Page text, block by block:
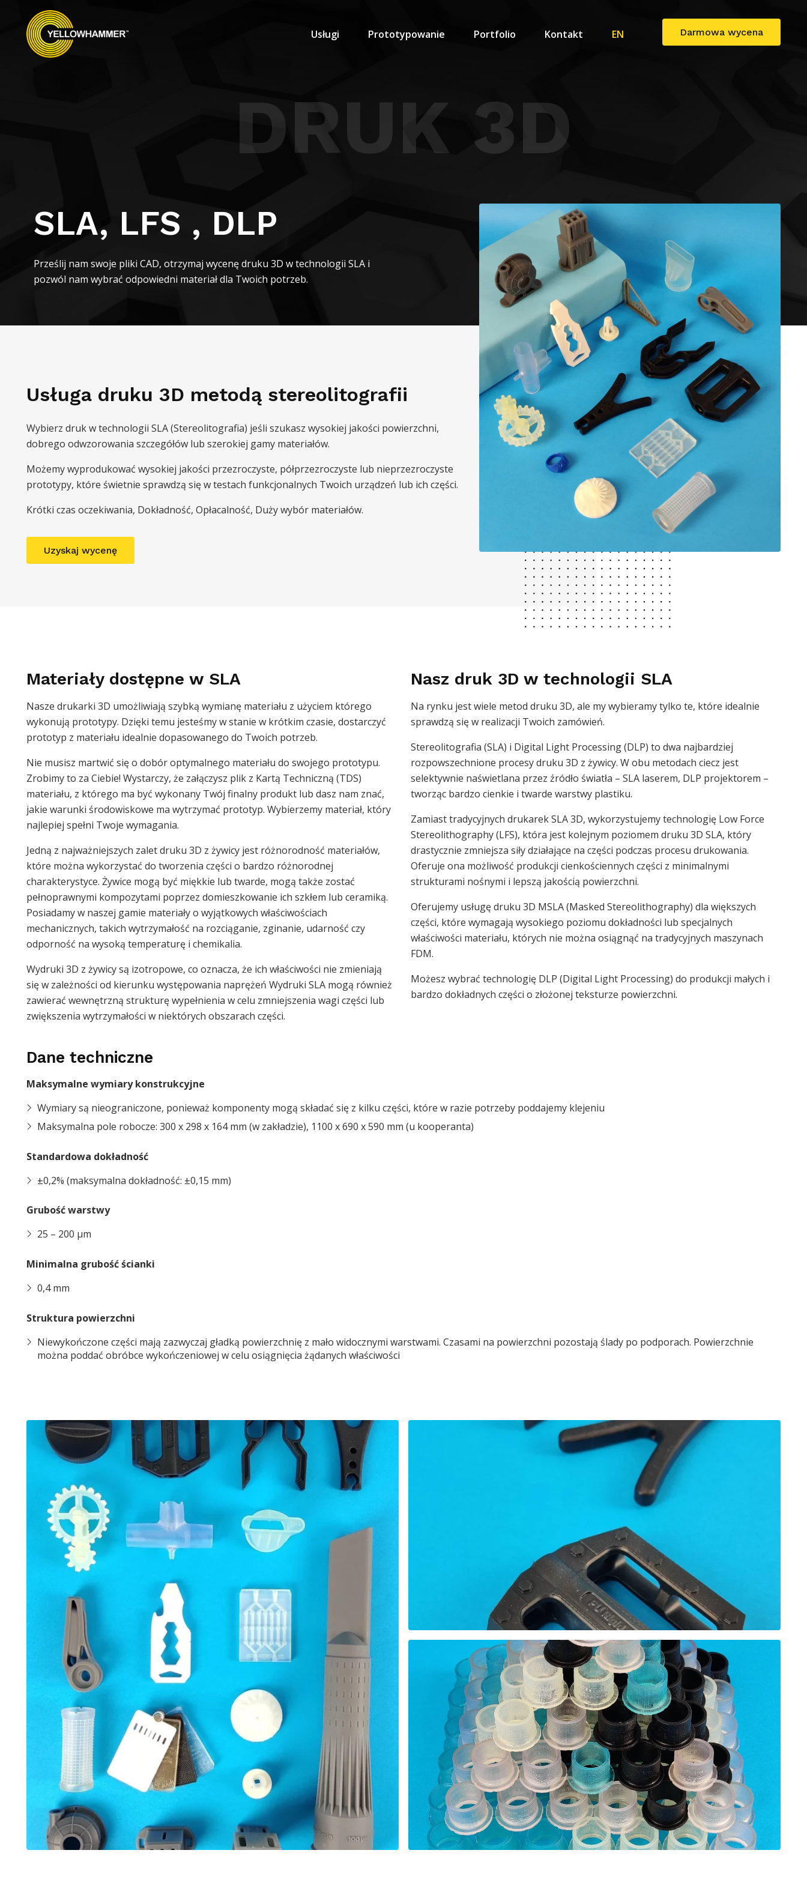
Usługi Prototypowanie Portfolio Kontakt EN Darmowa wycena
DRUK 3D
SLA, LFS , DLP
Prześlij nam swoje pliki CAD, otrzymaj wycenę druku 3D w technologii SLA i
pozwól nam wybrać odpowiedni materiał dla Twoich potrzeb.
Usługa druku 3D metodą stereolitografii
Wybierz druk w technologii SLA (Stereolitografia) jeśli szukasz wysokiej jakości powierzchni,
dobrego odwzorowania szczegółów lub szerokiej gamy materiałów.
Możemy wyprodukować wysokiej jakości przezroczyste, półprzezroczyste lub nieprzezroczyste
prototypy, które świetnie sprawdzą się w testach funkcjonalnych Twoich urządzeń lub ich części.
Krótki czas oczekiwania, Dokładność, Opłacalność, Duży wybór materiałów.
Uzyskaj wycenę
Materiały dostępne w SLA
Nasze drukarki 3D umożliwiają szybką wymianę materiału z użyciem którego
wykonują prototypy. Dzięki temu jesteśmy w stanie w krótkim czasie, dostarczyć
prototyp z materiału idealnie dopasowanego do Twoich potrzeb.
Nie musisz martwić się o dobór optymalnego materiału do swojego prototypu.
Zrobimy to za Ciebie! Wystarczy, że załączysz plik z Kartą Techniczną (TDS)
materiału, z którego ma być wykonany Twój finalny produkt lub dasz nam znać,
jakie warunki środowiskowe ma wytrzymać prototyp. Wybierzemy materiał, który
najlepiej spełni Twoje wymagania.
Jedną z najważniejszych zalet druku 3D z żywicy jest różnorodność materiałów,
które można wykorzystać do tworzenia części o bardzo różnorodnej
charakterystyce. Żywice mogą być miękkie lub twarde, mogą także zostać
pełnoprawnymi kompozytami poprzez domieszkowanie ich szkłem lub ceramiką.
Posiadamy w naszej gamie materiały o wyjątkowych właściwościach
mechanicznych, takich wytrzymałość na rozciąganie, zginanie, udarność czy
odporność na wysoką temperaturę i chemikalia.
Wydruki 3D z żywicy są izotropowe, co oznacza, że ich właściwości nie zmieniają
się w zależności od kierunku występowania naprężeń Wydruki SLA mogą również
zawierać wewnętrzną strukturę wypełnienia w celu zmniejszenia wagi części lub
zwiększenia wytrzymałości w niektórych obszarach części.
Nasz druk 3D w technologii SLA
Na rynku jest wiele metod druku 3D, ale my wybieramy tylko te, które idealnie
sprawdzą się w realizacji Twoich zamówień.
Stereolitografia (SLA) i Digital Light Processing (DLP) to dwa najbardziej
rozpowszechnione procesy druku 3D z żywicy. W obu metodach ciecz jest
selektywnie naświetlana przez źródło światła – SLA laserem, DLP projektorem –
tworząc bardzo cienkie i twarde warstwy plastiku.
Zamiast tradycyjnych drukarek SLA 3D, wykorzystujemy technologię Low Force
Stereolithography (LFS), która jest kolejnym poziomem druku 3D SLA, który
drastycznie zmniejsza siły działające na części podczas procesu drukowania.
Oferuje ona możliwość produkcji cienkościennych części z minimalnymi
strukturami nośnymi i lepszą jakością powierzchni.
Oferujemy usługę druku 3D MSLA (Masked Stereolithography) dla większych
części, które wymagają wysokiego poziomu dokładności lub specjalnych
właściwości materiału, których nie można osiągnąć na tradycyjnych maszynach
FDM.
Możesz wybrać technologię DLP (Digital Light Processing) do produkcji małych i
bardzo dokładnych części o złożonej teksturze powierzchni.
Dane techniczne
Maksymalne wymiary konstrukcyjne
Wymiary są nieograniczone, ponieważ komponenty mogą składać się z kilku części, które w razie potrzeby poddajemy klejeniu
Maksymalna pole robocze: 300 x 298 x 164 mm (w zakładzie), 1100 x 690 x 590 mm (u kooperanta)
Standardowa dokładność
±0,2% (maksymalna dokładność: ±0,15 mm)
Grubość warstwy
25 – 200 μm
Minimalna grubość ścianki
0,4 mm
Struktura powierzchni
Niewykończone części mają zazwyczaj gładką powierzchnię z mało widocznymi warstwami. Czasami na powierzchni pozostają ślady po podporach. Powierzchnie
można poddać obróbce wykończeniowej w celu osiągnięcia żądanych właściwości